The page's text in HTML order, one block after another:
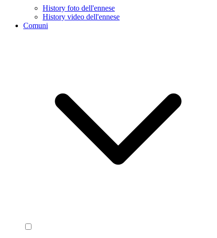
History foto dell'ennese
History video dell'ennese
Comuni